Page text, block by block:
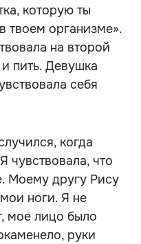
которую ты
твоем организме».
на второй
пить. Девушка
себя
когда
чувствовала, что
Моему другу Рису
ноги. Я не
мое лицо было
руки